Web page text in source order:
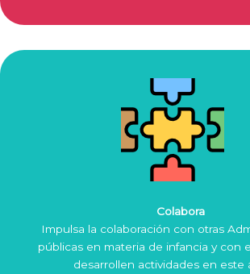
Colabora
Impulsa la colaboración con otras
públicas en materia de infancia y con
desarrollen actividades en este